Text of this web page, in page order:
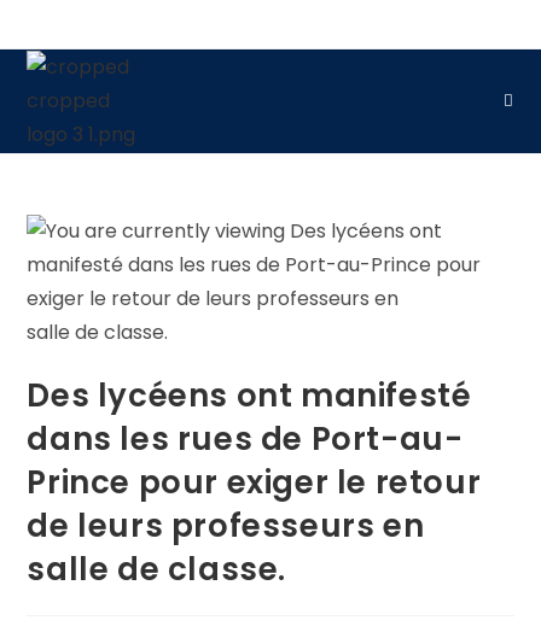
Des lycéens ont manifesté
dans les rues de Port-au-
Prince pour exiger le retour
de leurs professeurs en
salle de classe.